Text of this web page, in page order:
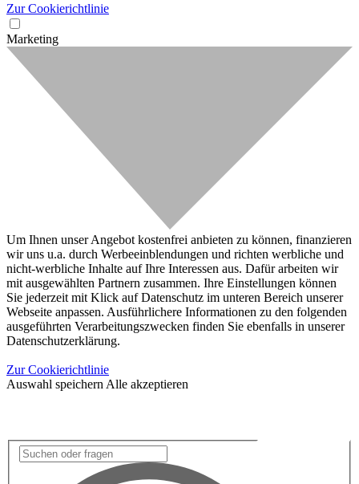
Zur Cookierichtlinie
Marketing
Um Ihnen unser Angebot kostenfrei anbieten zu können, finanzieren
wir uns u.a. durch Werbeeinblendungen und richten werbliche und
nicht-werbliche Inhalte auf Ihre Interessen aus. Dafür arbeiten wir
mit ausgewählten Partnern zusammen. Ihre Einstellungen können
Sie jederzeit mit Klick auf Datenschutz im unteren Bereich unserer
Webseite anpassen. Ausführlichere Informationen zu den folgenden
ausgeführten Verarbeitungszwecken finden Sie ebenfalls in unserer
Datenschutzerklärung.
Zur Cookierichtlinie
Auswahl speichern Alle akzeptieren